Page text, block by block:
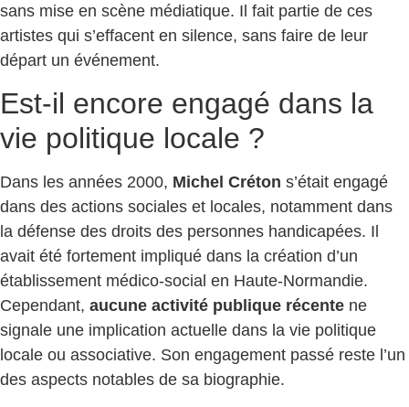
sans mise en scène médiatique. Il fait partie de ces
artistes qui s’effacent en silence, sans faire de leur
départ un événement.
Est-il encore engagé dans la
vie politique locale ?
Dans les années 2000, Michel Créton s’était engagé
dans des actions sociales et locales, notamment dans
la défense des droits des personnes handicapées. Il
avait été fortement impliqué dans la création d’un
établissement médico-social en Haute-Normandie.
Cependant, aucune activité publique récente ne
signale une implication actuelle dans la vie politique
locale ou associative. Son engagement passé reste l’un
des aspects notables de sa biographie.